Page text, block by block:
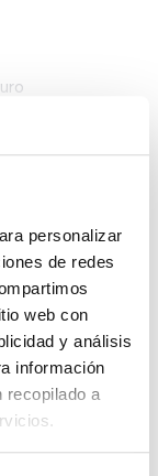
personalizar
de redes
web con
y análisis
información
recopilado a
- H351 - H361d